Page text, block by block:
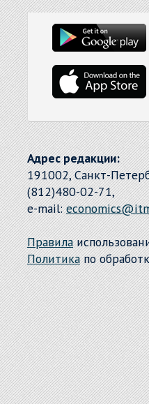
Адрес редакции:
191002, Санкт-
(812)480-02-71,
e-mail:
Правила
Политикапо